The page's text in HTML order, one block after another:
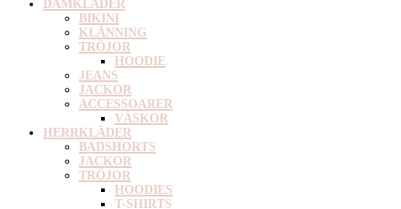
DAMKLÄDER
BIKINI
KLÄNNING
TRÖJOR
HOODIE
JEANS
JACKOR
ACCESSOARER
VÄSKOR
HERRKLÄDER
BADSHORTS
JACKOR
TRÖJOR
HOODIES
T-SHIRTS